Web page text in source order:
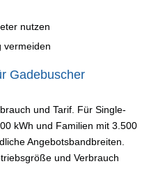
nutzen
vermeiden
Gadebuscher
und Tarif. Für Single-
kWh und Familien mit 3.500
Angebotsbandbreiten.
und Verbrauch